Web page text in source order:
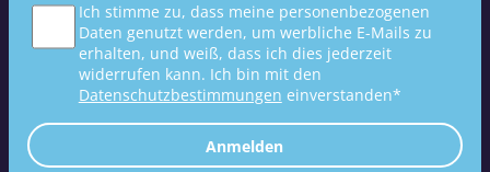
Ich stimme zu, dass meine personenbezogenen
Daten genutzt werden, um werbliche E-Mails zu
erhalten, und weiß, dass ich dies jederzeit
widerrufen kann. Ich bin mit den
Datenschutzbestimmungen einverstanden*
Anmelden